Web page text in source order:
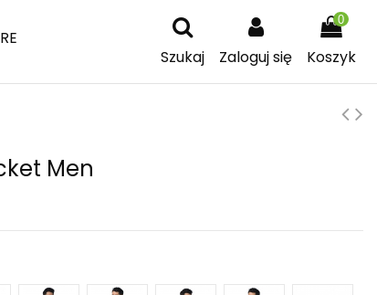
Szukaj
Zaloguj się
0
Koszyk
Men